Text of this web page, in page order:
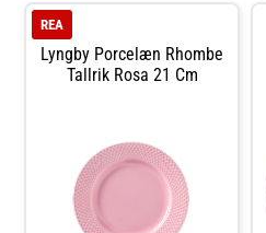
Lyngby Porcelæn Rhombe
Tallrik Rosa 21 Cm
REA